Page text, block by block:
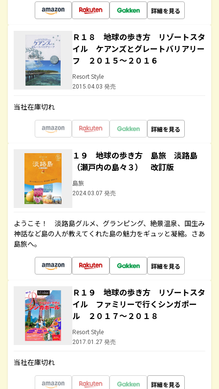
詳細を見る
Ｒ１８ 地球の歩き方 リゾートスタ
イル ケアンズとグレートバリアリー
フ ２０１５～２０１６
Resort Style
2015.04.03 発売
当社在庫切れ
詳細を見る
１９ 地球の歩き方 島旅 淡路島
（瀬戸内の島々３） 改訂版
島旅
2024.03.07 発売
ようこそ！ 淡路島グルメ、グランピング、絶景温泉、国生み
神話など島の人が教えてくれた島の魅力をギュッと凝縮。さあ
島旅へ。
詳細を見る
Ｒ１９ 地球の歩き方 リゾートスタ
イル ファミリーで行くシンガポー
ル ２０１７～２０１８
Resort Style
2017.01.27 発売
当社在庫切れ
詳細を見る